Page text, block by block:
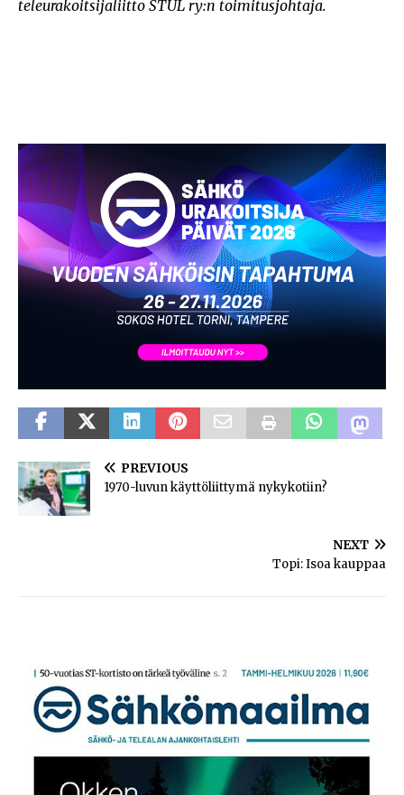
teleurakoitsijaliitto STUL ry:n toimitusjohtaja.
PREVIOUS
1970-luvun käyttöliittymä nykykotiin?
NEXT
Topi: Isoa kauppaa